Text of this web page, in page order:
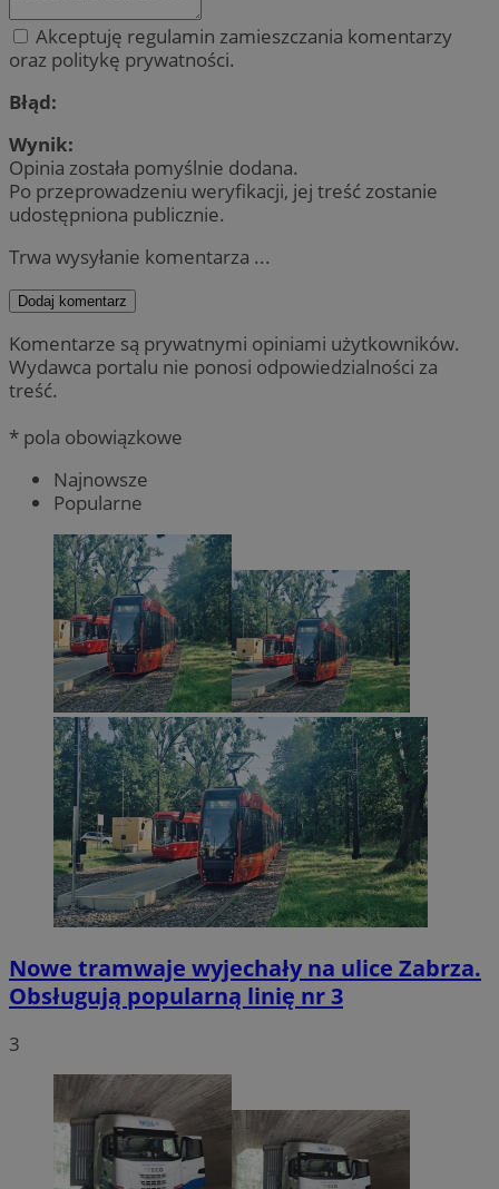
Akceptuję regulamin zamieszczania komentarzy
oraz politykę prywatności.
Błąd:
Wynik:
Opinia została pomyślnie dodana.
Po przeprowadzeniu weryfikacji, jej treść zostanie
udostępniona publicznie.
Trwa wysyłanie komentarza ...
Dodaj komentarz
Komentarze są prywatnymi opiniami użytkowników.
Wydawca portalu nie ponosi odpowiedzialności za
treść.
* pola obowiązkowe
Najnowsze
Popularne
Nowe tramwaje wyjechały na ulice Zabrza.
Obsługują popularną linię nr 3
3